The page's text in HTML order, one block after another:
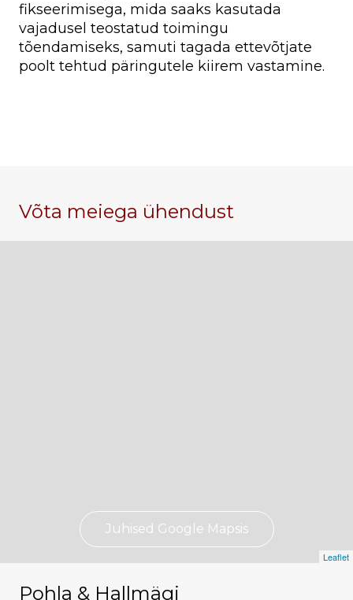
fikseerimisega, mida saaks kasutada
vajadusel teostatud toimingu
tõendamiseks, samuti tagada ettevõtjate
poolt tehtud päringutele kiirem vastamine.
Võta meiega ühendust
Leaflet
Juhised Google Mapsis
Pohla & Hallmägi